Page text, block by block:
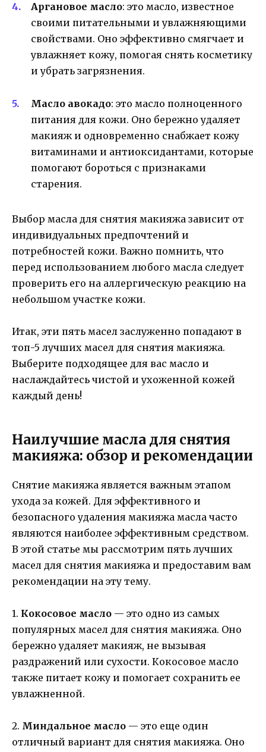
Аргановое масло: это масло, известное
своими питательными и увлажняющими
свойствами. Оно эффективно смягчает и
увлажняет кожу, помогая снять косметику
и убрать загрязнения.
Масло авокадо: это масло полноценного
питания для кожи. Оно бережно удаляет
макияж и одновременно снабжает кожу
витаминами и антиоксидантами, которые
помогают бороться с признаками
старения.
Выбор масла для снятия макияжа зависит от
индивидуальных предпочтений и
потребностей кожи. Важно помнить, что
перед использованием любого масла следует
проверить его на аллергическую реакцию на
небольшом участке кожи.
Итак, эти пять масел заслуженно попадают в
топ-5 лучших масел для снятия макияжа.
Выберите подходящее для вас масло и
наслаждайтесь чистой и ухоженной кожей
каждый день!
Наилучшие масла для снятия
макияжа: обзор и рекомендации
Снятие макияжа является важным этапом
ухода за кожей. Для эффективного и
безопасного удаления макияжа масла часто
являются наиболее эффективным средством.
В этой статье мы рассмотрим пять лучших
масел для снятия макияжа и предоставим вам
рекомендации на эту тему.
1. Кокосовое масло — это одно из самых
популярных масел для снятия макияжа. Оно
бережно удаляет макияж, не вызывая
раздражений или сухости. Кокосовое масло
также питает кожу и помогает сохранить ее
увлажненной.
2. Миндальное масло — это еще один
отличный вариант для снятия макияжа. Оно